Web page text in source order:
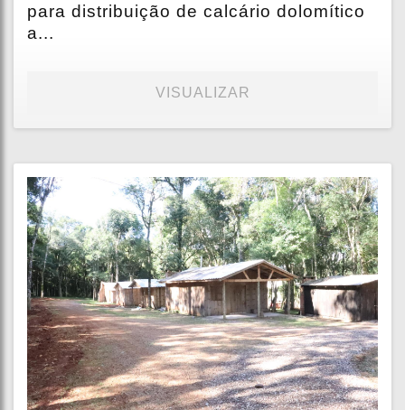
para distribuição de calcário dolomítico
a...
VISUALIZAR